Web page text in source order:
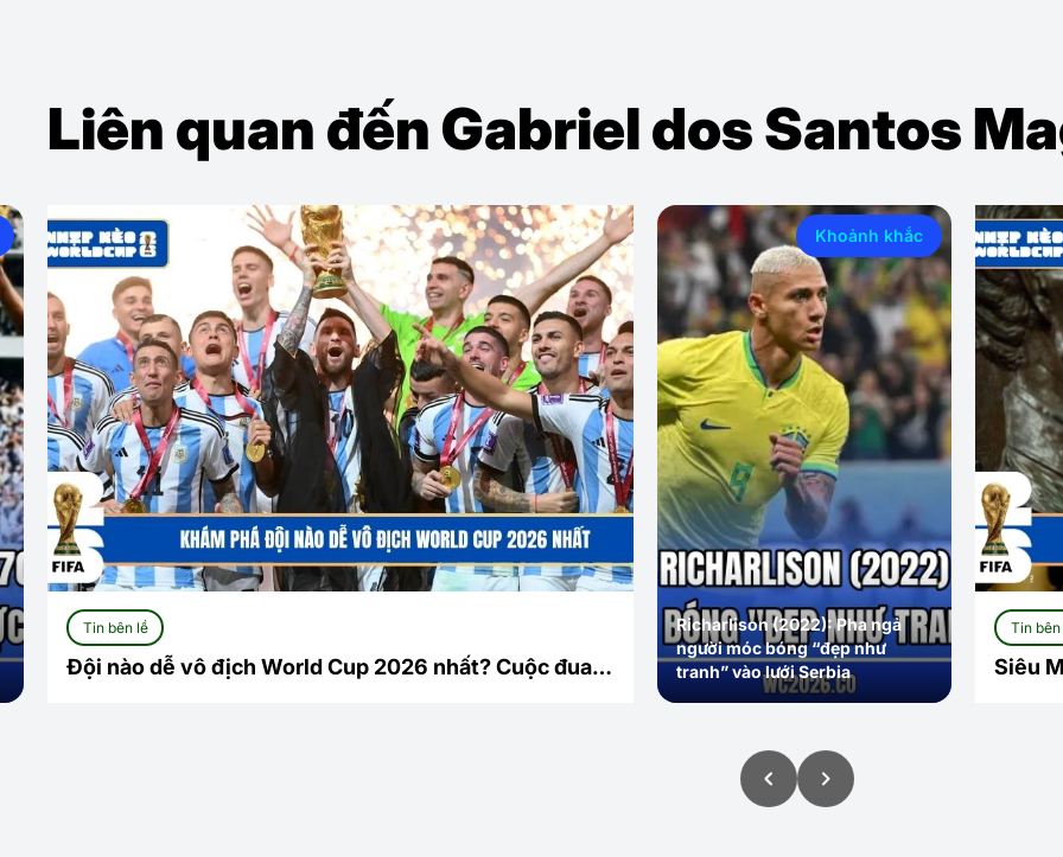
Liên quan đến Gabriel dos Santos
Khoảnh khắc
Richarlison (2022): Pha ngả
người móc bóng “đẹp như
tranh” vào lưới Serbia
Siêu Máy Tính Opta Dự Đoán WC 2026 – Khi Công
Nghệ Lên Tiếng Về Nhà Vua Mới
Pele
bóng